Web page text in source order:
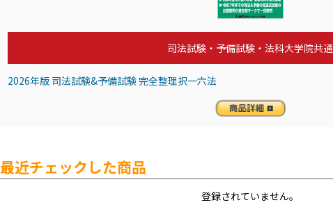
司法試験・予備試験・法科大学院共通
2026年版 司法試験&予備試験 完全整理択一六法
最近チェックした商品
登録されていません。